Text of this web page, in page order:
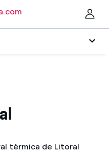
tèrmica de Litoral